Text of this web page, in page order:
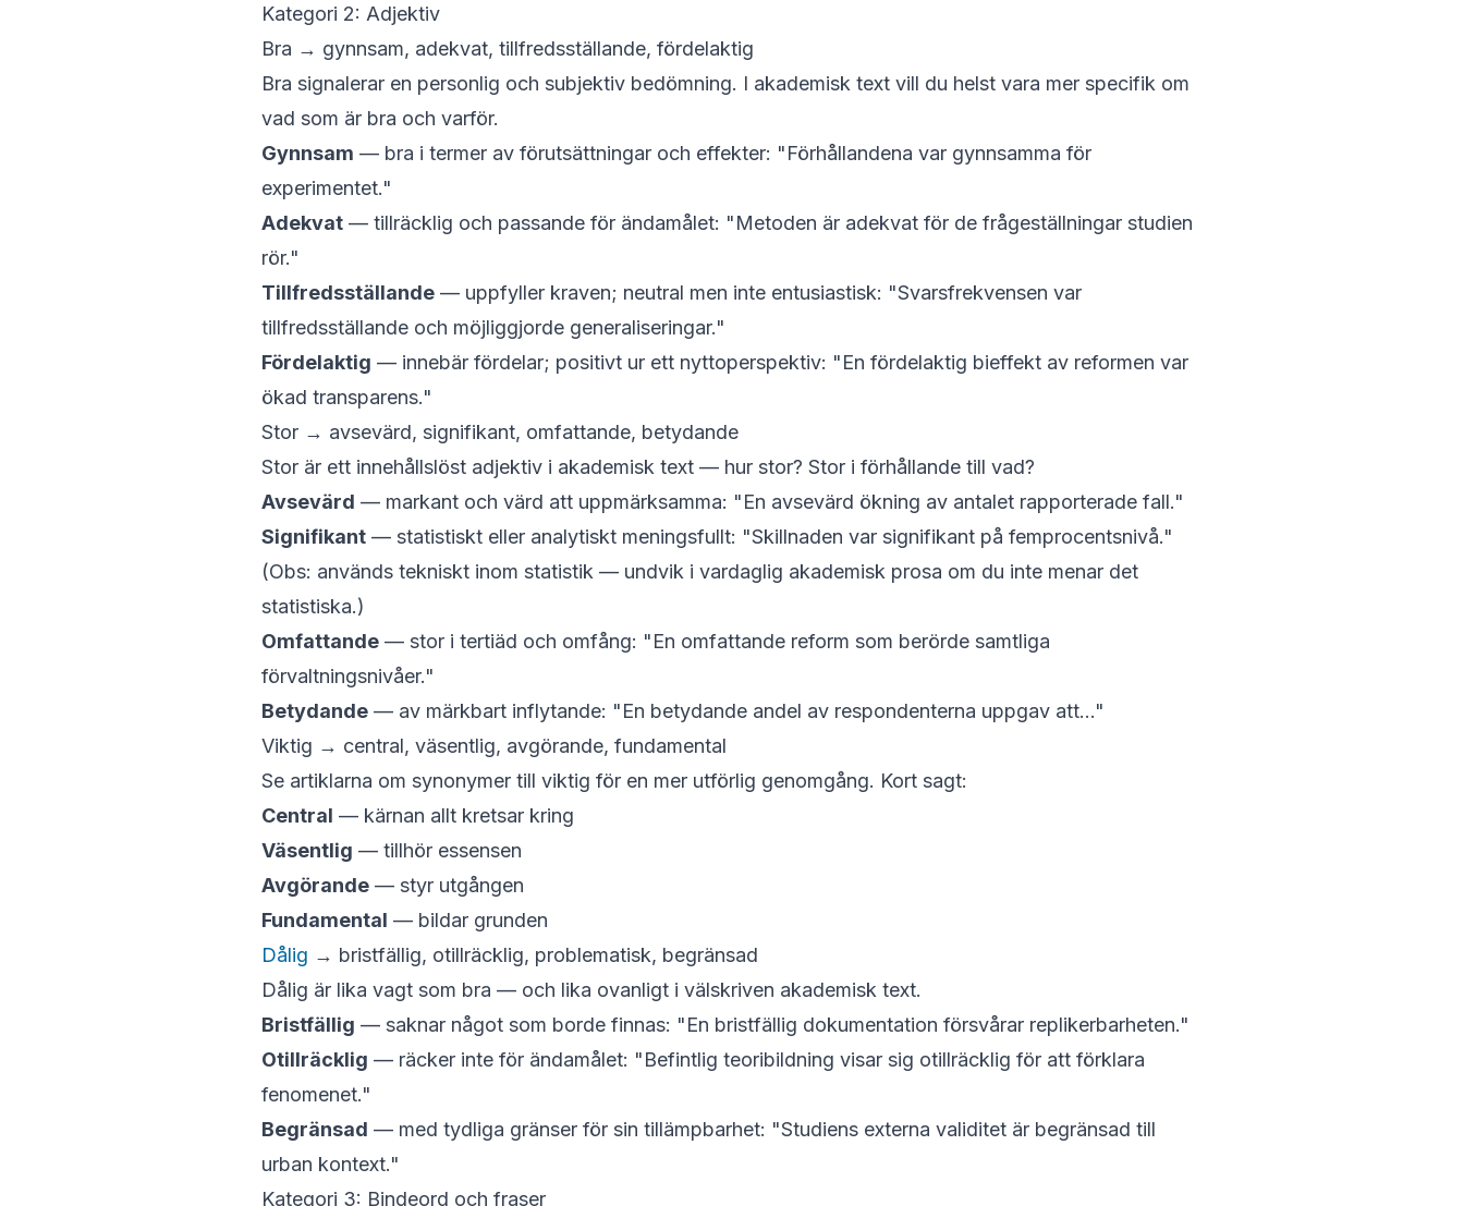
Kategori 2: Adjektiv
Bra → gynnsam, adekvat, tillfredsställande, fördelaktig
Bra signalerar en personlig och subjektiv bedömning. I akademisk text vill du helst vara mer specifik om
vad som är bra och varför.
Gynnsam — bra i termer av förutsättningar och effekter: "Förhållandena var gynnsamma för
experimentet."
Adekvat — tillräcklig och passande för ändamålet: "Metoden är adekvat för de frågeställningar studien
rör."
Tillfredsställande — uppfyller kraven; neutral men inte entusiastisk: "Svarsfrekvensen var
tillfredsställande och möjliggjorde generaliseringar."
Fördelaktig — innebär fördelar; positivt ur ett nyttoperspektiv: "En fördelaktig bieffekt av reformen var
ökad transparens."
Stor → avsevärd, signifikant, omfattande, betydande
Stor är ett innehållslöst adjektiv i akademisk text — hur stor? Stor i förhållande till vad?
Avsevärd — markant och värd att uppmärksamma: "En avsevärd ökning av antalet rapporterade fall."
Signifikant — statistiskt eller analytiskt meningsfullt: "Skillnaden var signifikant på femprocentsnivå."
(Obs: används tekniskt inom statistik — undvik i vardaglig akademisk prosa om du inte menar det
statistiska.)
Omfattande — stor i tertiäd och omfång: "En omfattande reform som berörde samtliga
förvaltningsnivåer."
Betydande — av märkbart inflytande: "En betydande andel av respondenterna uppgav att…"
Viktig → central, väsentlig, avgörande, fundamental
Se artiklarna om synonymer till viktig för en mer utförlig genomgång. Kort sagt:
Central — kärnan allt kretsar kring
Väsentlig — tillhör essensen
Avgörande — styr utgången
Fundamental — bildar grunden
Dålig → bristfällig, otillräcklig, problematisk, begränsad
Dålig är lika vagt som bra — och lika ovanligt i välskriven akademisk text.
Bristfällig — saknar något som borde finnas: "En bristfällig dokumentation försvårar replikerbarheten."
Otillräcklig — räcker inte för ändamålet: "Befintlig teoribildning visar sig otillräcklig för att förklara
fenomenet."
Begränsad — med tydliga gränser för sin tillämpbarhet: "Studiens externa validitet är begränsad till
urban kontext."
Kategori 3: Bindeord och fraser